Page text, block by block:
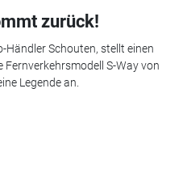
zurück!
Händler Schouten, stellt einen
S-Way von
Legende an.